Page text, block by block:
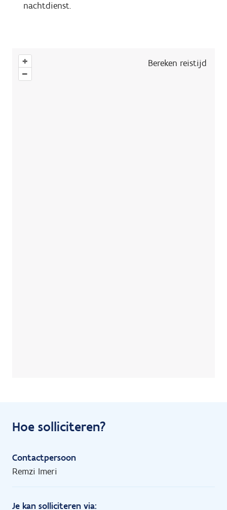
nachtdienst.
+
–
Bereken reistijd
Hoe solliciteren?
Contactpersoon
Remzi Imeri
Je kan solliciteren via: